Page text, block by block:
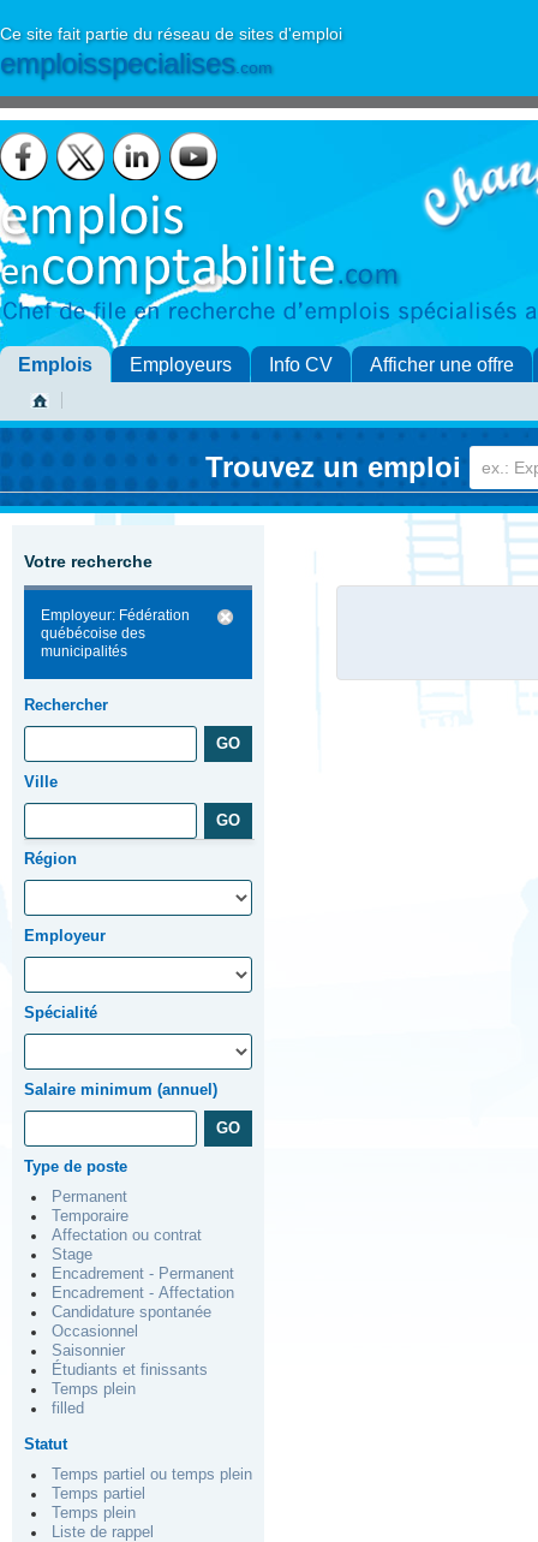
Ce site fait partie du réseau de sites d'emploi
emploisspecialises.com
Emplois Employeurs Info CV Afficher une offre
Trouvez un emploi
Votre recherche
Employeur: Fédération
québécoise des
municipalités
Rechercher
Ville
Région
Employeur
Spécialité
Salaire minimum (annuel)
Type de poste
Permanent
Temporaire
Affectation ou contrat
Stage
Encadrement - Permanent
Encadrement - Affectation
Candidature spontanée
Occasionnel
Saisonnier
Étudiants et finissants
Temps plein
filled
Statut
Temps partiel ou temps plein
Temps partiel
Temps plein
Liste de rappel